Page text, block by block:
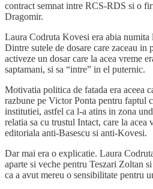
contract semnat intre RCS-RDS si o
Dragomir.
Laura Codruta Kovesi era abia
Dintre sutele de dosare care zaceau in
activeze un dosar care la acea vreme
saptamani, si sa “intre” in el puternic.
Motivatia politica de fatada era aceea
razbune pe Victor Ponta pentru faptul
institutiei, astfel ca l-a atins in zona
relatia sa cu trustul Intact, care la acea
editoriala anti-Basescu si anti-Kovesi.
Dar mai era o explicatie. Laura
aparte si veche pentru Teszari Zoltan
ca a avut mereu o sensibilitate pentru